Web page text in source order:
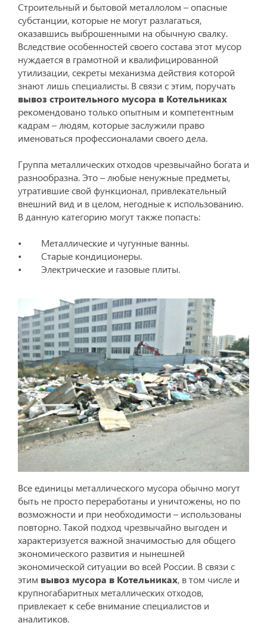
Строительный и бытовой металлолом – опасные
субстанции, которые не могут разлагаться,
оказавшись выброшенными на обычную свалку.
Вследствие особенностей своего состава этот мусор
нуждается в грамотной и квалифицированной
утилизации, секреты механизма действия которой
знают лишь специалисты. В связи с этим, поручать
вывоз строительного мусора в Котельниках
рекомендовано только опытным и компетентным
кадрам – людям, которые заслужили право
именоваться профессионалами своего дела.
Группа металлических отходов чрезвычайно богата и
разнообразна. Это – любые ненужные предметы,
утратившие свой функционал, привлекательный
внешний вид и в целом, негодные к использованию.
В данную категорию могут также попасть:
• Металлические и чугунные ванны.
• Старые кондиционеры.
• Электрические и газовые плиты.
Все единицы металлического мусора обычно могут
быть не просто переработаны и уничтожены, но по
возможности и при необходимости – использованы
повторно. Такой подход чрезвычайно выгоден и
характеризуется важной значимостью для общего
экономического развития и нынешней
экономической ситуации во всей России. В связи с
этим вывоз мусора в Котельниках, в том числе и
крупногабаритных металлических отходов,
привлекает к себе внимание специалистов и
аналитиков.